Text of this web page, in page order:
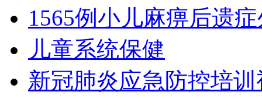
1565例小儿麻痹后遗
儿童系统保健
新冠肺炎应急防控培